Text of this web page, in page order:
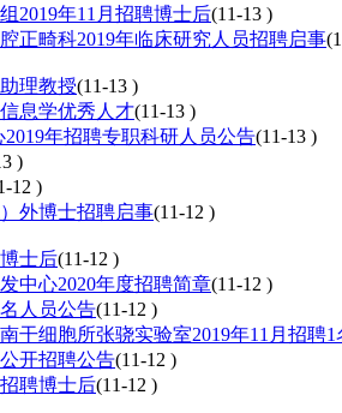
2019年11月招聘博士后(11-13 )
正畸科2019年临床研究人员招聘启事
理教授(11-13 )
息学优秀人才(11-13 )
年招聘专职科研人员公告(11-13 )
)
12 )
外博士招聘启事(11-12 )
士后(11-12 )
中心2020年度招聘简章(11-12 )
人员公告(11-12 )
干细胞所张骁实验室2019年11月招聘1
开招聘公告(11-12 )
聘博士后(11-12 )